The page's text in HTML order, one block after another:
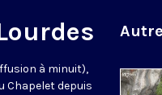
à minuit),
Chapelet depuis